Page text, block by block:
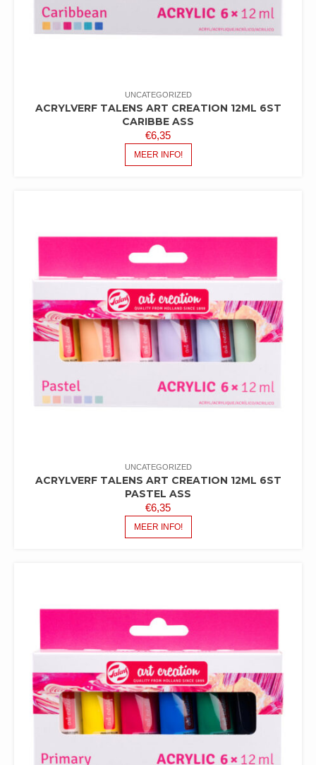
UNCATEGORIZED
ACRYLVERF TALENS ART CREATION 12ML 6ST
CARIBBE ASS
€6,35
MEER INFO!
UNCATEGORIZED
ACRYLVERF TALENS ART CREATION 12ML 6ST
PASTEL ASS
€6,35
MEER INFO!